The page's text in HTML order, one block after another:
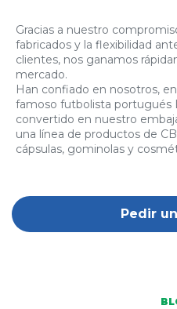
Gracias a nuestro
fabricados y la flexibilidad
clientes, nos ganamos
mercado.
Han confiado en nosotros,
famoso futbolista portugués
convertido en nuestro
una línea de productos de
cápsulas, gominolas y
Pedir